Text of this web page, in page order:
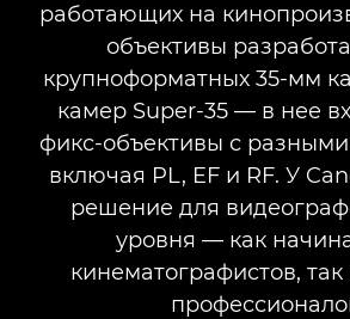
ФЛАГМАНСКИЕ ЗУМ-ОБЪЕКТИВЫ
КОМПАКТНЫЕ ЗУМ-ОБЪЕКТИВЫ
работающих на
объективы
крупноформатных 35-мм
камер Super-35 — в нее
фикс-объективы с
включая PL, EF и RF. У
решение для
уровня — как
кинематографистов,